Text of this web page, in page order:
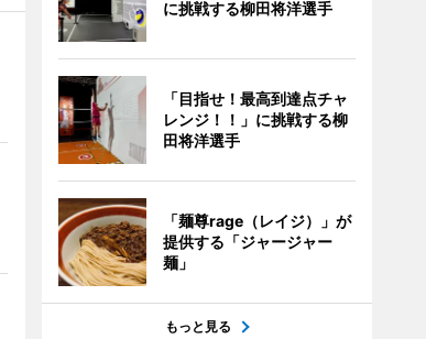
に挑戦する柳田将洋選手
「目指せ！最高到達点チャ
レンジ！！」に挑戦する柳
田将洋選手
「麺尊rage（レイジ）」が
提供する「ジャージャー
麺」
もっと見る